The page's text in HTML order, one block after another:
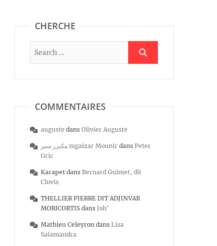
CHERCHE
COMMENTAIRES
auguste dans Olivier Auguste
مكيزر منير mgaizar Mounir dans Peter
Gric
Karapet dans Bernard Guimet, dit
Clovis
THELLIER PIERRE DIT ADJINVAR
MORICORTIS dans Joh’
Mathieu Celeyron dans Lisa
Salamandra